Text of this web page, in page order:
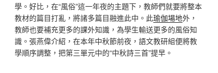
學。好比，在“風俗”這一年夜的主題下，教師們就要將整本
教材的篇目打亂，將諸多篇目融進此中。此瑜伽場地外，
教師也要補充更多的課外知識，為學生輸送更多的風俗知
識。張燕偉介紹，在本年中秋節前夜，語文教研組便將教
學順序調整，把第三單元中的“中秋詩三首”提早。